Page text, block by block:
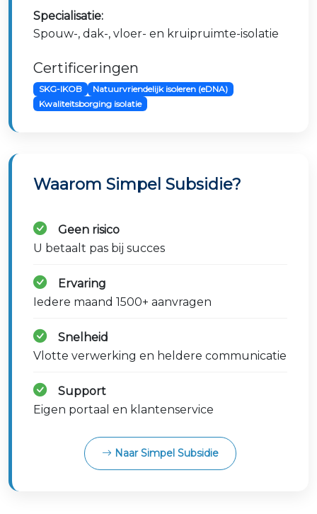
Specialisatie:
Spouw-, dak-, vloer- en kruipruimte-isolatie
Certificeringen
SKG-IKOB
Natuurvriendelijk isoleren (eDNA)
Kwaliteitsborging isolatie
Waarom Simpel Subsidie?
Geen risico
U betaalt pas bij succes
Ervaring
Iedere maand 1500+ aanvragen
Snelheid
Vlotte verwerking en heldere communicatie
Support
Eigen portaal en klantenservice
Naar Simpel Subsidie